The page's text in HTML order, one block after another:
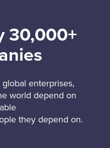
30,000+
enterprises,
world depend on
they depend on.